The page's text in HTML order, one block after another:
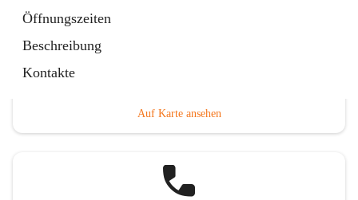
Öffnungszeiten
Beschreibung
Kontakte
Auf Karte ansehen